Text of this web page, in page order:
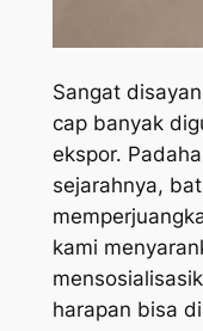
Sangat
cap banyak
ekspor.
sejarahnya,
kami
harapan bisa